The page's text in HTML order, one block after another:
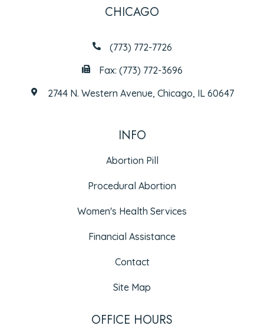
CHICAGO
(773) 772-7726
Fax: (773) 772-3696
2744 N. Western Avenue, Chicago, IL 60647
INFO
Abortion Pill
Procedural Abortion
Women's Health Services
Financial Assistance
Contact
Site Map
OFFICE HOURS